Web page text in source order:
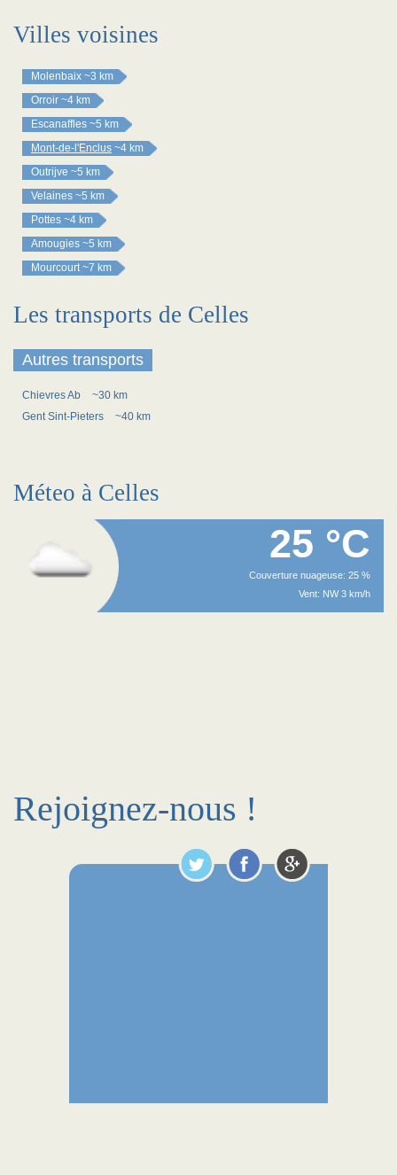
Villes voisines
Molenbaix ~3 km
Orroir ~4 km
Escanaffles ~5 km
Mont-de-l'Enclus ~4 km
Outrijve ~5 km
Velaines ~5 km
Pottes ~4 km
Amougies ~5 km
Mourcourt ~7 km
Les transports de Celles
Autres transports
Chievres Ab
~30 km
Gent Sint-Pieters
~40 km
Méteo à Celles
25 °C
Couverture nuageuse: 25 %
Vent: NW 3 km/h
Rejoignez-nous !